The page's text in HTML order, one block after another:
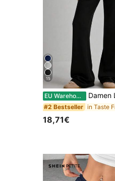
15
EU Warehouse Damen Lässig schwarze Schlupfhose mit
#2 Bestseller
18,71€